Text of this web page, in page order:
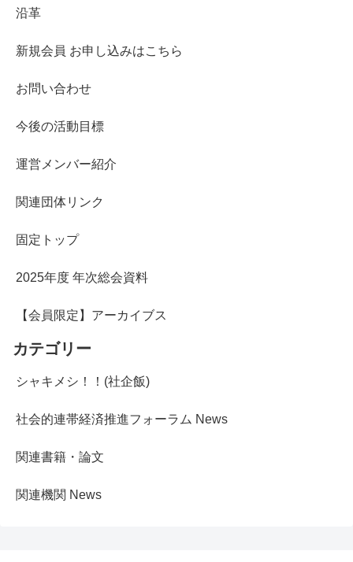
沿革
新規会員 お申し込みはこちら
お問い合わせ
今後の活動目標
運営メンバー紹介
関連団体リンク
固定トップ
2025年度 年次総会資料
【会員限定】アーカイブス
カテゴリー
シャキメシ！！(社企飯)
社会的連帯経済推進フォーラム News
関連書籍・論文
関連機関 News